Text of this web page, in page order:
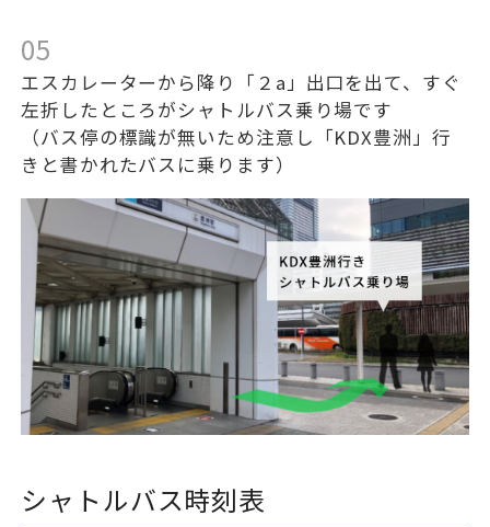
05
エスカレーターから降り「２a」出口を出て、すぐ
左折したところがシャトルバス乗り場です
（バス停の標識が無いため注意し「KDX豊洲」行
きと書かれたバスに乗ります）
シャトルバス時刻表